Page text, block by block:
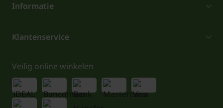
Informatie
Klantenservice
Veilig online winkelen